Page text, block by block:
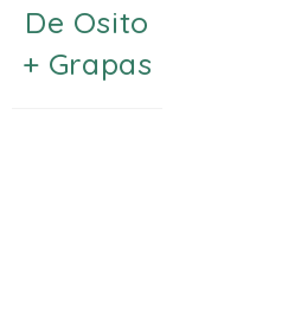
De Osito
+ Grapas